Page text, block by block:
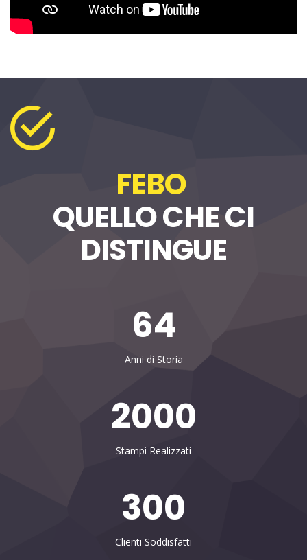
FEBO
QUELLO CHE CI
DISTINGUE
64
Anni di Storia
2000
Stampi Realizzati
300
Clienti Soddisfatti